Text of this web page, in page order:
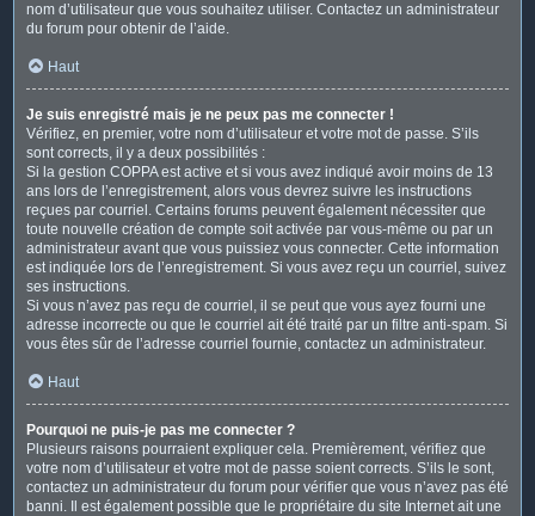
nom d’utilisateur que vous souhaitez utiliser. Contactez un administrateur
du forum pour obtenir de l’aide.
Haut
Je suis enregistré mais je ne peux pas me connecter !
Vérifiez, en premier, votre nom d’utilisateur et votre mot de passe. S’ils
sont corrects, il y a deux possibilités :
Si la gestion COPPA est active et si vous avez indiqué avoir moins de 13
ans lors de l’enregistrement, alors vous devrez suivre les instructions
reçues par courriel. Certains forums peuvent également nécessiter que
toute nouvelle création de compte soit activée par vous-même ou par un
administrateur avant que vous puissiez vous connecter. Cette information
est indiquée lors de l’enregistrement. Si vous avez reçu un courriel, suivez
ses instructions.
Si vous n’avez pas reçu de courriel, il se peut que vous ayez fourni une
adresse incorrecte ou que le courriel ait été traité par un filtre anti-spam. Si
vous êtes sûr de l’adresse courriel fournie, contactez un administrateur.
Haut
Pourquoi ne puis-je pas me connecter ?
Plusieurs raisons pourraient expliquer cela. Premièrement, vérifiez que
votre nom d’utilisateur et votre mot de passe soient corrects. S’ils le sont,
contactez un administrateur du forum pour vérifier que vous n’avez pas été
banni. Il est également possible que le propriétaire du site Internet ait une